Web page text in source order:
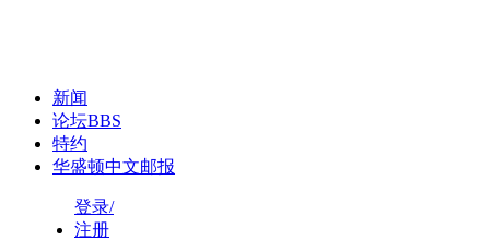
新闻
论坛BBS
特约
华盛顿中文邮报
登录/
注册